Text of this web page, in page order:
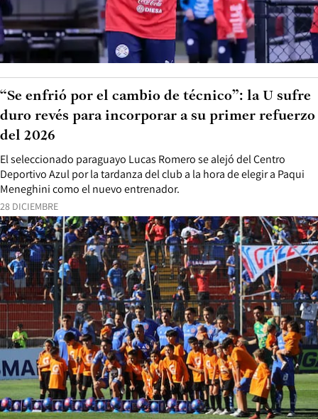
28 DICIEMBRE
El seleccionado paraguayo Lucas Romero se alejó del Centro
Deportivo Azul por la tardanza del club a la hora de elegir a Paqui
Meneghini como el nuevo entrenador.
“Se enfrió por el cambio de técnico”: la U sufre
duro revés para incorporar a su primer refuerzo
del 2026